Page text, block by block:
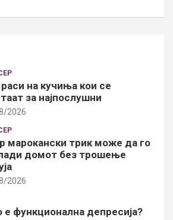
на кучиња кои се
за најпослушни
2026
марокански трик може да го
домот без трошење
2026
функционална депресија?